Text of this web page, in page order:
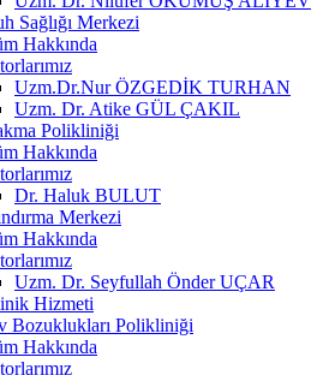
Sağlığı Merkezi
Hakkında
Uzm.Dr.Nur ÖZGEDİK TURHAN
Uzm. Dr. Atike GÜL ÇAKIL
Polikliniği
Hakkında
Dr. Haluk BULUT
Merkezi
Hakkında
Uzm. Dr. Seyfullah Önder UÇAR
Hizmeti
Bozuklukları Polikliniği
Hakkında